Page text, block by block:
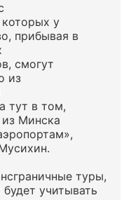
у
прибывая в
смогут
из
тут в том,
из Минска
туры,
учитывать